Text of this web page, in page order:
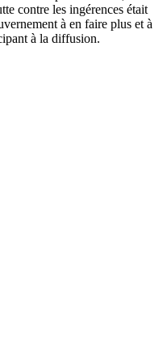
contre les ingérences était
à en faire plus et à
à la diffusion.